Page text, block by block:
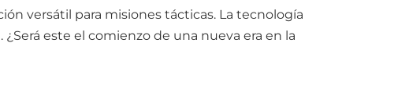
versátil para misiones tácticas. La tecnología
este el comienzo de una nueva era en la